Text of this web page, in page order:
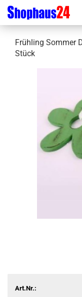
Frühling Sommer
Stück
Art.Nr.: